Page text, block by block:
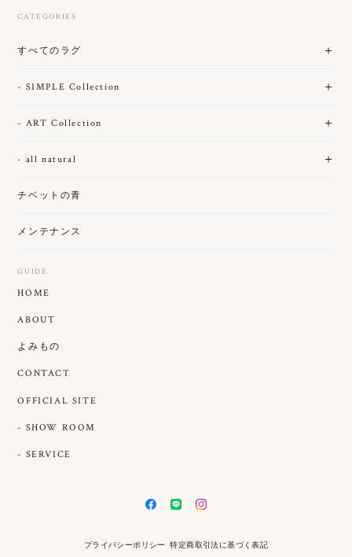
CATEGORIES
すべてのラグ
- SIMPLE Collection
- ART Collection
- all natural
チベットの青
メンテナンス
GUIDE
HOME
ABOUT
よみもの
CONTACT
OFFICIAL SITE
- SHOW ROOM
- SERVICE
プライバシーポリシー 特定商取引法に基づく表記